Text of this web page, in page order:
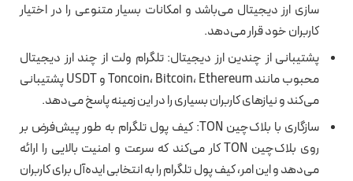
سازی ارز دیجیتال می‌باشد و امکانات بسیار متنوعی را در اختیار
کاربران خود قرار می‌دهد.
پشتیبانی از چندین ارز دیجیتال: تلگرام ولت از چند ارز دیجیتال
محبوب مانند Toncoin، Bitcoin، Ethereum و USDT پشتیبانی
می‌کند و نیازهای کاربران بسیاری را در این زمینه پاسخ می‌دهد.
سازگاری با بلاک‌چین TON: کیف پول تلگرام به طور پیش‌فرض بر
روی بلاک‌چین TON کار می‌کند که سرعت و امنیت بالایی را ارائه
می‌دهد و این امر، کیف پول تلگرام را به انتخابی ایده‌آل برای کاربران